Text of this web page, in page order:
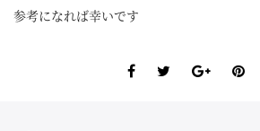
参考になれば幸いです